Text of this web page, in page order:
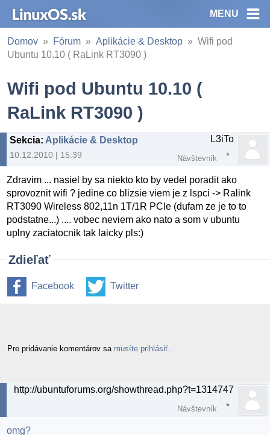
MENU
Domov Fórum Aplikácie & Desktop
Wifi pod
Ubuntu 10.10 ( RaLink RT3090 )
Wifi pod Ubuntu 10.10 (
RaLink RT3090 )
Sekcia: Aplikácie & Desktop
10.12.2010 | 15:39
L3iTo
Návštevník
Zdravim ... nasiel by sa niekto kto by vedel poradit ako
sprovoznit wifi ? jedine co blizsie viem je z lspci -> Ralink
RT3090 Wireless 802,11n 1T/1R PCIe (dufam ze je to to
podstatne...) .... vobec neviem ako nato a som v ubuntu
uplny zaciatocnik tak laicky pls:)
Zdieľať
Facebook Twitter
Pre pridávanie komentárov sa musíte prihlásiť
Re: Wifi pod Ubuntu 10.10 ( RaLink RT3090 )
http://ubuntuforums.org/showthread.php?t=1314747
Návštevník
omg?